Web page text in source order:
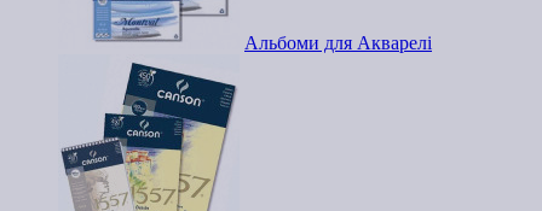
Альбоми для Акварелі